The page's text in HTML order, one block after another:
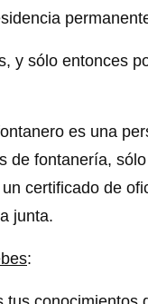
y sólo entonces
es una
de fontanería,
certificado de
junta.
: